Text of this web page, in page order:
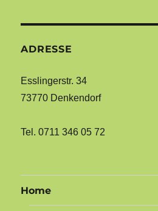
ADRESSE
Esslingerstr. 34
73770 Denkendorf
Tel. 0711 346 05 72
Home